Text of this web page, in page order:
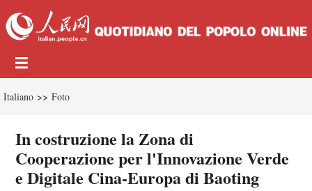
Italiano >> Foto
In costruzione la Zona di
Cooperazione per l'Innovazione Verde
e Digitale Cina-Europa di Baoting